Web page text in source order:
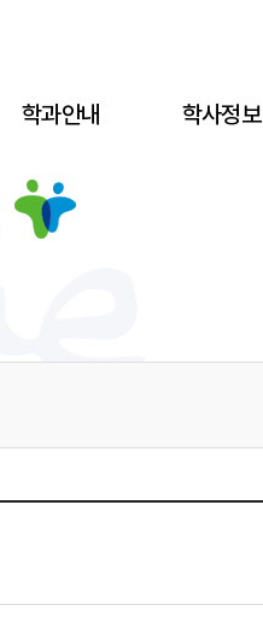
학과안내 학사정보